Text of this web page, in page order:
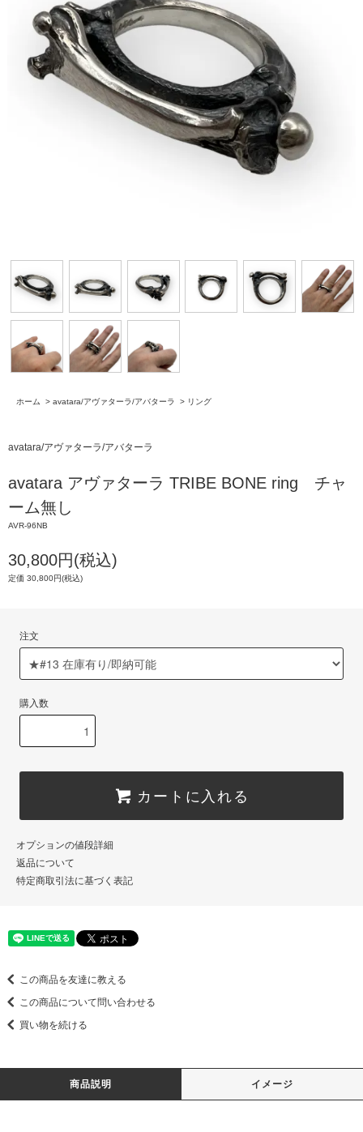
ホーム > avatara/アヴァターラ/アバターラ > リング
avatara/アヴァターラ/アバターラ
avatara アヴァターラ TRIBE BONE ring チャ
ーム無し
AVR-96NB
30,800円(税込)
定価 30,800円(税込)
注文
購入数
カートに入れる
オプションの値段詳細
返品について
特定商取引法に基づく表記
この商品を友達に教える
この商品について問い合わせる
買い物を続ける
商品説明 イメージ